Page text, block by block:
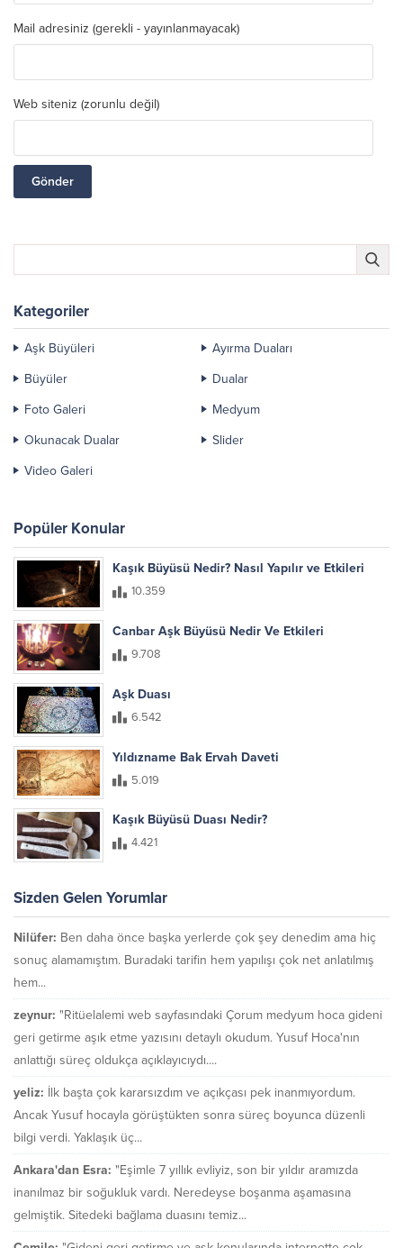
Mail adresiniz (gerekli - yayınlanmayacak)
Web siteniz (zorunlu değil)
Kategoriler
Aşk Büyüleri
Ayırma Duaları
Büyüler
Dualar
Foto Galeri
Medyum
Okunacak Dualar
Slider
Video Galeri
Popüler Konular
Kaşık Büyüsü Nedir? Nasıl Yapılır ve Etkileri
10.359
Canbar Aşk Büyüsü Nedir Ve Etkileri
9.708
Aşk Duası
6.542
Yıldızname Bak Ervah Daveti
5.019
Kaşık Büyüsü Duası Nedir?
4.421
Sizden Gelen Yorumlar
Nilüfer: Ben daha önce başka yerlerde çok şey denedim ama hiç
sonuç alamamıştım. Buradaki tarifin hem yapılışı çok net anlatılmış
hem...
zeynur: "Ritüelalemi web sayfasındaki Çorum medyum hoca gideni
geri getirme aşık etme yazısını detaylı okudum. Yusuf Hoca'nın
anlattığı süreç oldukça açıklayıcıydı....
yeliz: İlk başta çok kararsızdım ve açıkçası pek inanmıyordum.
Ancak Yusuf hocayla görüştükten sonra süreç boyunca düzenli
bilgi verdi. Yaklaşık üç...
Ankara'dan Esra: "Eşimle 7 yıllık evliyiz, son bir yıldır aramızda
inanılmaz bir soğukluk vardı. Neredeyse boşanma aşamasına
gelmiştik. Sitedeki bağlama duasını temiz...